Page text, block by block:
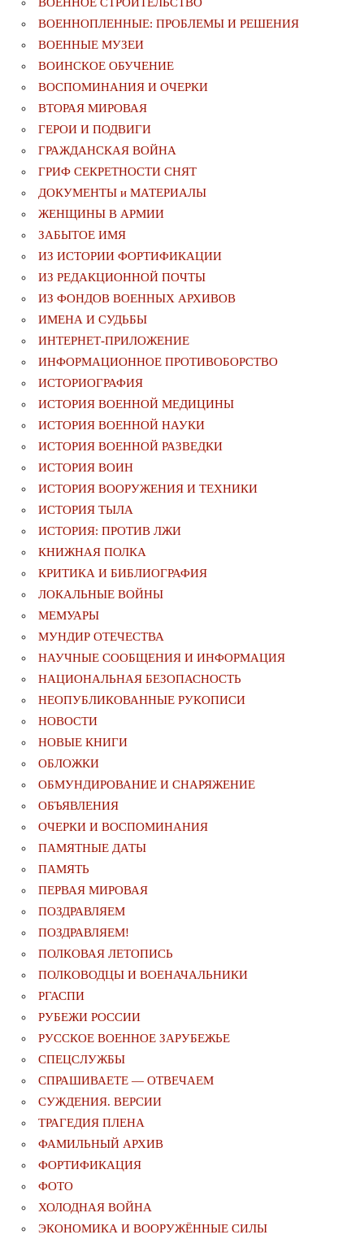
ВОЕННОЕ СТРОИТЕЛЬСТВО
ВОЕННОПЛЕННЫЕ: ПРОБЛЕМЫ И РЕШЕНИЯ
ВОЕННЫЕ МУЗЕИ
ВОИНСКОЕ ОБУЧЕНИЕ
ВОСПОМИНАНИЯ И ОЧЕРКИ
ВТОРАЯ МИРОВАЯ
ГЕРОИ И ПОДВИГИ
ГРАЖДАНСКАЯ ВОЙНА
ГРИФ СЕКРЕТНОСТИ СНЯТ
ДОКУМЕНТЫ и МАТЕРИАЛЫ
ЖЕНЩИНЫ В АРМИИ
ЗАБЫТОЕ ИМЯ
ИЗ ИСТОРИИ ФОРТИФИКАЦИИ
ИЗ РЕДАКЦИОННОЙ ПОЧТЫ
ИЗ ФОНДОВ ВОЕННЫХ АРХИВОВ
ИМЕНА И СУДЬБЫ
ИНТЕРНЕТ-ПРИЛОЖЕНИЕ
ИНФОРМАЦИОННОЕ ПРОТИВОБОРСТВО
ИСТОРИОГРАФИЯ
ИСТОРИЯ ВОЕННОЙ МЕДИЦИНЫ
ИСТОРИЯ ВОЕННОЙ НАУКИ
ИСТОРИЯ ВОЕННОЙ РАЗВЕДКИ
ИСТОРИЯ ВОИН
ИСТОРИЯ ВООРУЖЕНИЯ И ТЕХНИКИ
ИСТОРИЯ ТЫЛА
ИСТОРИЯ: ПРОТИВ ЛЖИ
КНИЖНАЯ ПОЛКА
КРИТИКА И БИБЛИОГРАФИЯ
ЛОКАЛЬНЫЕ ВОЙНЫ
МЕМУАРЫ
МУНДИР ОТЕЧЕСТВА
НАУЧНЫЕ СООБЩЕНИЯ И ИНФОРМАЦИЯ
НАЦИОНАЛЬНАЯ БЕЗОПАСНОСТЬ
НЕОПУБЛИКОВАННЫЕ РУКОПИСИ
НОВОСТИ
НОВЫЕ КНИГИ
ОБЛОЖКИ
ОБМУНДИРОВАНИЕ И СНАРЯЖЕНИЕ
ОБЪЯВЛЕНИЯ
ОЧЕРКИ И ВОСПОМИНАНИЯ
ПАМЯТНЫЕ ДАТЫ
ПАМЯТЬ
ПЕРВАЯ МИРОВАЯ
ПОЗДРАВЛЯЕМ
ПОЗДРАВЛЯЕМ!
ПОЛКОВАЯ ЛЕТОПИСЬ
ПОЛКОВОДЦЫ И ВОЕНАЧАЛЬНИКИ
РГАСПИ
РУБЕЖИ РОССИИ
РУССКОЕ ВОЕННОЕ ЗАРУБЕЖЬЕ
СПЕЦСЛУЖБЫ
СПРАШИВАЕТЕ — ОТВЕЧАЕМ
СУЖДЕНИЯ. ВЕРСИИ
ТРАГЕДИЯ ПЛЕНА
ФАМИЛЬНЫЙ АРХИВ
ФОРТИФИКАЦИЯ
ФОТО
ХОЛОДНАЯ ВОЙНА
ЭКОНОМИКА И ВООРУЖЁННЫЕ СИЛЫ